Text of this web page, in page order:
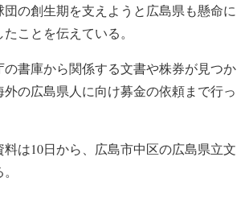
の創生期を支えようと広島県も懸命に
ことを伝えている。
の書庫から関係する文書や株券が見つか
外の広島県人に向け募金の依頼まで行っ
料は10日から、広島市中区の広島県立文